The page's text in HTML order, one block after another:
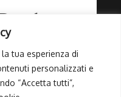
tua esperienza di
personalizzati e
“Accetta tutti”,